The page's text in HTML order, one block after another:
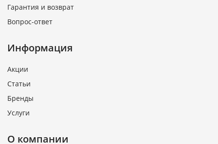
Гарантия и возврат
Вопрос-ответ
Информация
Акции
Статьи
Бренды
Услуги
О компании